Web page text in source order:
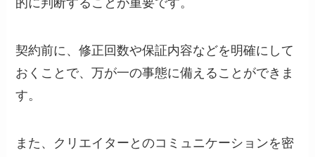
契約前に、修正回数や保証内容などを明確にして
おくことで、万が一の事態に備えることができま
す。
また、クリエイターとのコミュニケーションを密